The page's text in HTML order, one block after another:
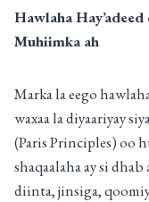
Hawlaha
Muhiimka ah
Marka la eego
waxaa la diyaariyay
(Paris Principles) oo
shaqaalaha ay si
diinta, jinsiga,